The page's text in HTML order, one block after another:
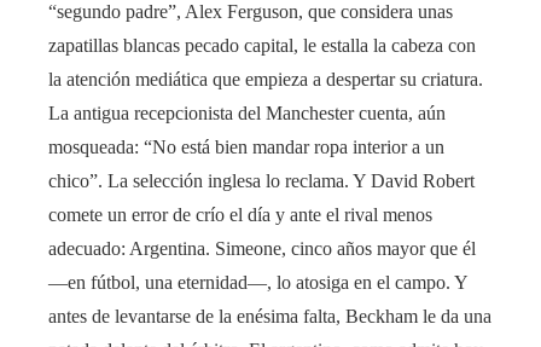
“segundo padre”, Alex Ferguson, que considera unas
zapatillas blancas pecado capital, le estalla la cabeza con
la atención mediática que empieza a despertar su criatura.
La antigua recepcionista del Manchester cuenta, aún
mosqueada: “No está bien mandar ropa interior a un
chico”. La selección inglesa lo reclama. Y David Robert
comete un error de crío el día y ante el rival menos
adecuado: Argentina. Simeone, cinco años mayor que él
—en fútbol, una eternidad—, lo atosiga en el campo. Y
antes de levantarse de la enésima falta, Beckham le da una